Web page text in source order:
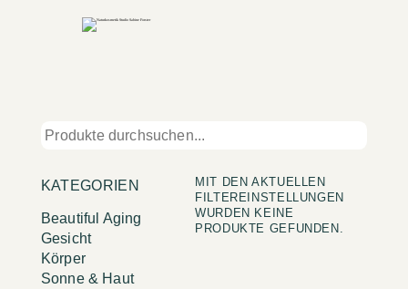
KATEGORIEN
Beautiful Aging
Gesicht
Körper
Sonne & Haut
MIT DEN AKTUELLEN
FILTEREINSTELLUNGEN
WURDEN KEINE
PRODUKTE GEFUNDEN.